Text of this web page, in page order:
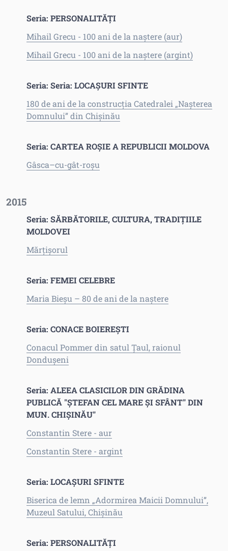
Seria: PERSONALITĂȚI
Mihail Grecu - 100 ani de la naștere (aur)
Mihail Grecu - 100 ani de la naştere (argint)
Seria: Seria: LOCAŞURI SFINTE
180 de ani de la construcţia Catedralei „Naşterea
Domnului” din Chişinău
Seria: CARTEA ROȘIE A REPUBLICII MOLDOVA
Gâsca–cu-gât-roșu
2015
Seria: SĂRBĂTORILE, CULTURA, TRADIŢIILE
MOLDOVEI
Mărțișorul
Seria: FEMEI CELEBRE
Maria Bieșu – 80 de ani de la naștere
Seria: CONACE BOIEREȘTI
Conacul Pommer din satul Țaul, raionul
Dondușeni
Seria: ALEEA CLASICILOR DIN GRĂDINA
PUBLICĂ "ȘTEFAN CEL MARE ȘI SFÂNT" DIN
MUN. CHIȘINĂU"
Constantin Stere - aur
Constantin Stere - argint
Seria: LOCAȘURI SFINTE
Biserica de lemn „Adormirea Maicii Domnului”,
Muzeul Satului, Chişinău
Seria: PERSONALITĂȚI